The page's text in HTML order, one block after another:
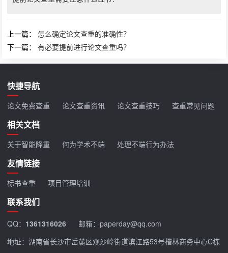
上一篇： 怎么确定论文查重的准确性？
下一篇：有必要提前进行论文查重吗？
快捷导航
论文免费查重 论文查重资讯 论文查重技巧 查重常见问题
相关文档
关于智能降重 何为学术不端 处理不端行为办法
友情链接
标书查重 项目管理培训
联系我们
QQ： 1361316026
邮箱：paperday@qq.com
地址：湖南省长沙市岳麓区观沙岭街道滨江路53号楷林商务中心C栋